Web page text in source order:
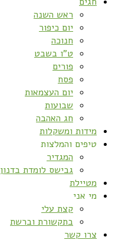
ראש השנה
יום כיפור
חנוכה
ט”ו בשבט
פורים
פסח
יום העצמאות
שבועות
חג האהבה
מידות ומשקלות
טיפים והמלצות
המגדיר
גבישס לומדת בדנון
מטיילת
מי אני
קצת עלי
בתקשורת וברשת
צרו קשר